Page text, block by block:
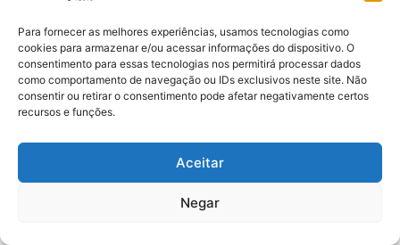
Para fornecer as melhores experiências, usamos tecnologias como
cookies para armazenar e/ou acessar informações do dispositivo. O
consentimento para essas tecnologias nos permitirá processar dados
como comportamento de navegação ou IDs exclusivos neste site. Não
consentir ou retirar o consentimento pode afetar negativamente certos
recursos e funções.
Aceitar
Negar
Agenda: 10ª Mostra Pedagógica
da Casa Durval Paiva acontecerá
nesta quarta-feira (29)